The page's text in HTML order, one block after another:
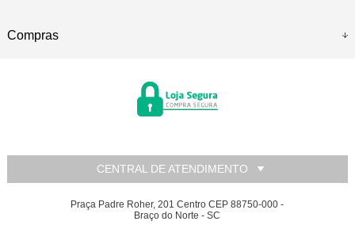
Compras
CENTRAL DE ATENDIMENTO
Praça Padre Roher, 201 Centro CEP 88750-000 -
Braço do Norte - SC